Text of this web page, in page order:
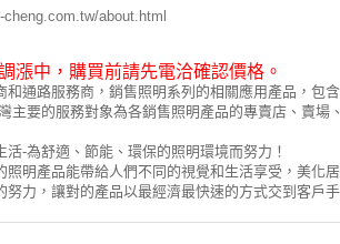
cheng.com.tw/about.html
漲中，購買前請先電洽確認價格。
和通路服務商，銷售照明系列的相關應用產品，包
主要的服務對象為各銷售照明產品的專賣店、賣場
-為舒適、節能、環保的照明環境而努力！
明產品能帶給人們不同的視覺和生活享受，美化
力，讓對的產品以最經濟最快速的方式交到客戶手